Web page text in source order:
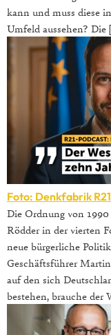
kann und muss diese
Umfeld aussehen? Die
Foto: Denkfabrik R21
Die Ordnung von
Rödder in der vierten
neue bürgerliche
Geschäftsführer
auf den sich
bestehen, brauche der